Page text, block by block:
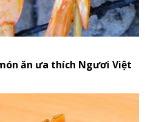
ăn ưa thích Ngươi Việt